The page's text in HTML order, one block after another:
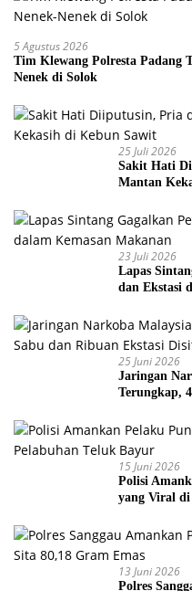
5 Agustus 2026
Tim Klewang Polresta Padang
Nenek di Solok
25 Juli 2026
Sakit Hati
Mantan
23 Juli 2026
Lapas
dan Ekstasi
25 Juni 2026
Jaringan
Terungkap,
15 Juni 2026
Polisi
yang Viral
13 Juni 2026
Polres